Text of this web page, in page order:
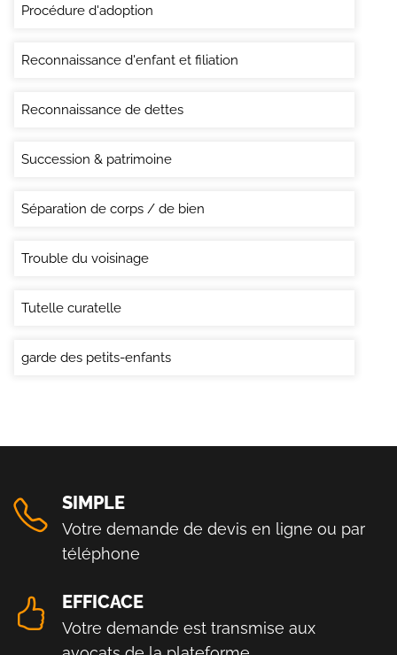
Procédure d'adoption
Reconnaissance d'enfant et filiation
Reconnaissance de dettes
Succession & patrimoine
Séparation de corps / de bien
Trouble du voisinage
Tutelle curatelle
garde des petits-enfants
SIMPLE
Votre demande de devis en ligne ou par
téléphone
EFFICACE
Votre demande est transmise aux